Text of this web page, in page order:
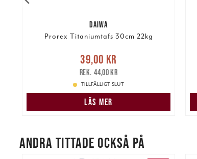
DAIWA
Prorex Titaniumtafs 30cm 22kg
Nuvarande pris :39,00 kr
pris: 44,00 kr
39,00 kr
44,00 kr
TILLFÄLLIGT SLUT
LÄS MER
ANDRA TITTADE OCKSÅ PÅ